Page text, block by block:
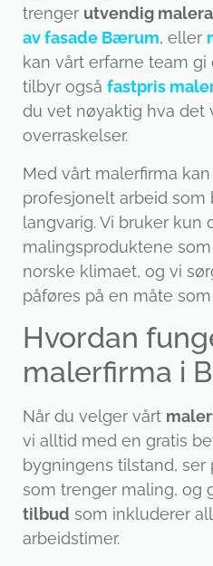
trenger utvendig
av fasade Bærum, eller
kan vårt erfarne team
tilbyr også fastpris
du vet nøyaktig hva det
overraskelser.
Med vårt malerfirma
profesjonelt arbeid som
langvarig. Vi bruker kun
malingsproduktene
norske klimaet, og vi
påføres på en måte
Hvordan
malerfirma i
Når du velger vårt
vi alltid med en gratis
bygningens tilstand,
som trenger maling, og
tilbud som inkluderer
arbeidstimer.